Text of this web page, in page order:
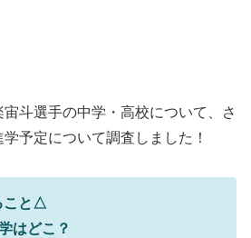
斗選手の中学・高校について、さ
予定について調査しました！
こと△
はどこ？